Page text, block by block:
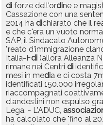
di forze dell'ordine e
Cassazione con una
2014 ha dichiarato che il
e che c'era un vuoto
SAP, il Sindacato
"reato d'immigrazione
Italia-Fdi (allora Alleanza
rimane nei Centri di
mesi in media e ci costa
identificati 150.000
riaccompagnati
clandestini non espulso
Lega. - L'ADUC,
ha calcolato che "fino al